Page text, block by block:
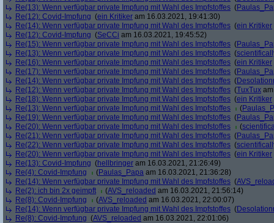
Re(13): Wenn verfügbar private Impfung mit Wahl des Impfstoffes (
Re(12): Covid-Impfung (ein Kritiker am 16.03.2021, 19:41:30)
Re(14): Wenn verfügbar private Impfung mit Wahl des Impfstoffes (ein Kritiker
Re(12): Covid-Impfung (SeCCi am 16.03.2021, 19:45:52)
Re(15): Wenn verfügbar private Impfung mit Wahl des Impfstoffes (
Re(13): Wenn verfügbar private Impfung mit Wahl des Impfstoffes (
Re(16): Wenn verfügbar private Impfung mit Wahl des Impfstoffes (ein Kritiker
Re(17): Wenn verfügbar private Impfung mit Wahl des Impfstoffes (
Re(14): Wenn verfügbar private Impfung mit Wahl des Impfstoffes (
Re(12): Wenn verfügbar private Impfung mit Wahl des Impfstoffes (TuxTux
Re(18): Wenn verfügbar private Impfung mit Wahl des Impfstoffes (ein Kritiker
Re(13): Wenn verfügbar private Impfung mit Wahl des Impfstoffes
(
Re(19): Wenn verfügbar private Impfung mit Wahl des Impfstoffes (
Re(20): Wenn verfügbar private Impfung mit Wahl des Impfstoffes
(
Re(21): Wenn verfügbar private Impfung mit Wahl des Impfstoffes (
Re(22): Wenn verfügbar private Impfung mit Wahl des Impfstoffes (
Re(20): Wenn verfügbar private Impfung mit Wahl des Impfstoffes (ein Kritiker
Re(13): Covid-Impfung (hellbringer am 16.03.2021, 21:26:49)
Re(4): Covid-Impfung
(Paulas_Papa am 16.03.2021, 21:36:28)
Re(14): Wenn verfügbar private Impfung mit Wahl des Impfstoffes (
Re(2): ich bin 2x geimpft
(AVS_reloaded am 16.03.2021, 21:56:14)
Re(8): Covid-Impfung
(AVS_reloaded am 16.03.2021, 22:00:07)
Re(14): Wenn verfügbar private Impfung mit Wahl des Impfstoffes (
Re(8): Covid-Impfung (AVS_reloaded am 16.03.2021, 22:01:06)